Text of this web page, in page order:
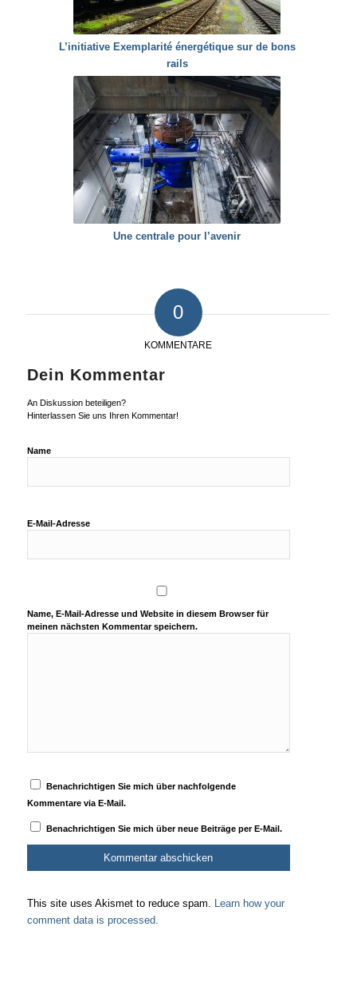
L’initiative Exemplarité énergétique sur de bons
rails
Une centrale pour l’avenir
0
KOMMENTARE
Dein Kommentar
An Diskussion beteiligen?
Hinterlassen Sie uns Ihren Kommentar!
Name
E-Mail-Adresse
Name, E-Mail-Adresse und Website in diesem Browser für
meinen nächsten Kommentar speichern.
Benachrichtigen Sie mich über nachfolgende
Kommentare via E-Mail.
Benachrichtigen Sie mich über neue Beiträge per E-Mail.
This site uses Akismet to reduce spam.
Learn how your
comment data is processed.